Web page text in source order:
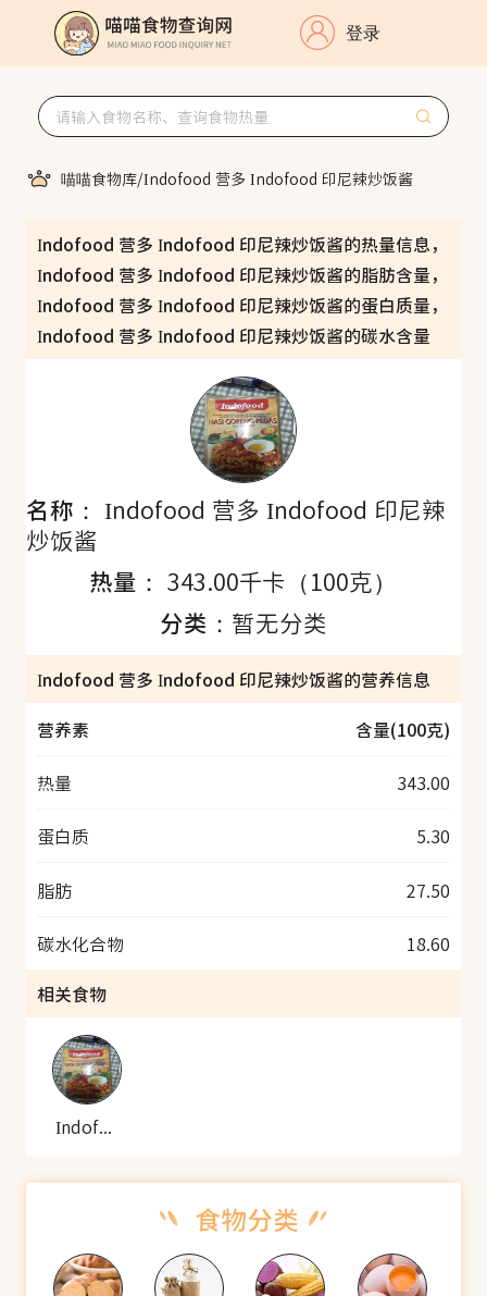
登录
喵喵食物库/Indofood 营多 Indofood 印尼辣炒饭酱
Indofood 营多 Indofood 印尼辣炒饭酱的热量信息，
Indofood 营多 Indofood 印尼辣炒饭酱的脂肪含量，
Indofood 营多 Indofood 印尼辣炒饭酱的蛋白质量，
Indofood 营多 Indofood 印尼辣炒饭酱的碳水含量
名称： Indofood 营多 Indofood 印尼辣
炒饭酱
热量：343.00千卡（100克）
分类： 暂无分类
Indofood 营多 Indofood 印尼辣炒饭酱的营养信息
营养素
含量(100克)
热量 343.00
蛋白质 5.30
脂肪 27.50
碳水化合物
18.60
相关食物
Indofood 营多 Indofood 印尼辣炒饭酱